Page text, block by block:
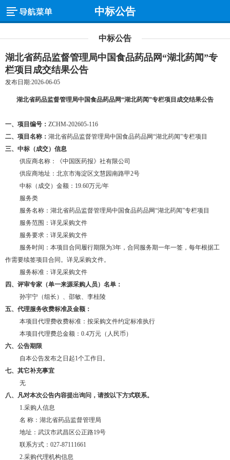
中标公告
中标公告
湖北省药品监督管理局中国食品药品网“湖北药闻”专
栏项目成交结果公告
发布日期:2026-06-05
湖北省药品监督管理局中国食品药品网“湖北药闻”专栏项目成交结果公告
一、项目编号： ZCHM-202605-116
二、项目名称： 湖北省药品监督管理局中国食品药品网“湖北药闻”专栏项目
三、中标（成交）信息
供应商名称：《中国医药报》社有限公司
供应商地址：北京市海淀区文慧园南路甲2号
中标（成交）金额： 19.60万元/年
服务类
服务名称： 湖北省药品监督管理局中国食品药品网“湖北药闻”专栏项目
服务范围：详见采购文件
服务要求：详见采购文件
服务时间： 本项目合同履行期限为3年，合同服务期一年一签，每年根据工
作需要续签项目合同。 详见采购文件。
服务标准：详见采购文件
四、评审专家（单一来源采购人员）名单：
孙宇宁（组长）、邵敏、李桂陵
五、代理服务收费标准及金额：
本项目代理费收费标准：按采购文件约定标准执行
本项目代理费总金额： 0.4万元（人民币）
六、公告期限
自本公告发布之日起1个工作日。
七、其它补充事宜
无
八、凡对本次公告内容提出询问，请按以下方式联系。
1.采购人信息
名 称：湖北省药品监督管理局
地址：武汉市武昌区公正路19号
联系方式：027-87111661
2.采购代理机构信息